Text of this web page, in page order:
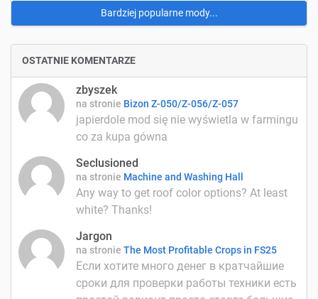
Bardziej popularne mody...
OSTATNIE KOMENTARZE
zbyszek
na stronie Bizon Z-050/Z-056/Z-057
japierdole mod się nie wyświetla w farmingu
co za kupa gówna
Seclusioned
na stronie Machine and Washing Hall
Any way to get roof color options? At least
white? Thanks!
Jargon
na stronie The Most Profitable Crops in FS25
Если хотите много денег в кратчайшие
сроки для проверки работы техники есть